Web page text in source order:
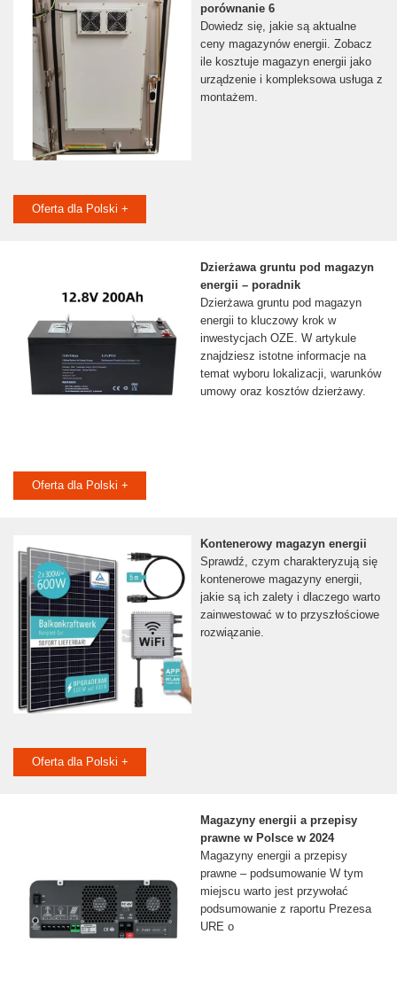
porównanie 6
Dowiedz się, jakie są aktualne
ceny magazynów energii. Zobacz
ile kosztuje magazyn energii jako
urządzenie i kompleksowa usługa z
montażem.
Oferta dla Polski +
Dzierżawa gruntu pod magazyn
energii – poradnik
Dzierżawa gruntu pod magazyn
energii to kluczowy krok w
inwestycjach OZE. W artykule
znajdziesz istotne informacje na
temat wyboru lokalizacji, warunków
umowy oraz kosztów dzierżawy.
Oferta dla Polski +
Kontenerowy magazyn energii
Sprawdź, czym charakteryzują się
kontenerowe magazyny energii,
jakie są ich zalety i dlaczego warto
zainwestować w to przyszłościowe
rozwiązanie.
Oferta dla Polski +
Magazyny energii a przepisy
prawne w Polsce w 2024
Magazyny energii a przepisy
prawne – podsumowanie W tym
miejscu warto jest przywołać
podsumowanie z raportu Prezesa
URE o